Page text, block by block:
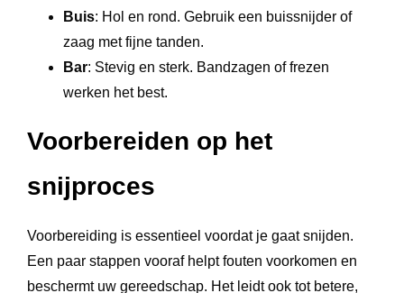
Buis: Hol en rond. Gebruik een buissnijder of
zaag met fijne tanden.
Bar: Stevig en sterk. Bandzagen of frezen
werken het best.
Voorbereiden op het
snijproces
Voorbereiding is essentieel voordat je gaat snijden.
Een paar stappen vooraf helpt fouten voorkomen en
beschermt uw gereedschap. Het leidt ook tot betere,